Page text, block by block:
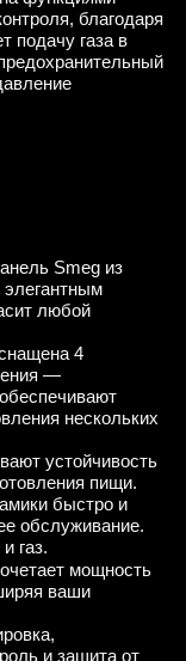
благодаря
подачу газа в
Smeg из
элегантным
любой
4
—
нескольких
устойчивость
пищи.
быстро и
обслуживание.
газ.
мощность
ваши
и защита от